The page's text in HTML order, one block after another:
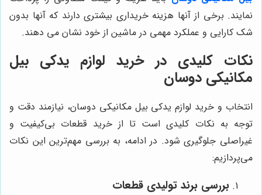
نمایند. برخی از آنها هزینه خریداری بیشتری دارند که آنها بدون
شک کارایی و عملکرد مهمی در ماشین از خود نشان می دهند.
نکات کلیدی در خرید لوازم یدکی بیل
مکانیکی دوسان
انتخاب و خرید لوازم یدکی بیل مکانیکی دوسان، نیازمند دقت و
توجه به نکات کلیدی است تا از خرید قطعات بی‌کیفیت و
غیراصلی جلوگیری شود. در ادامه، به بررسی مهم‌ترین این نکات
می‌پردازیم:
بررسی برند تولیدی قطعات